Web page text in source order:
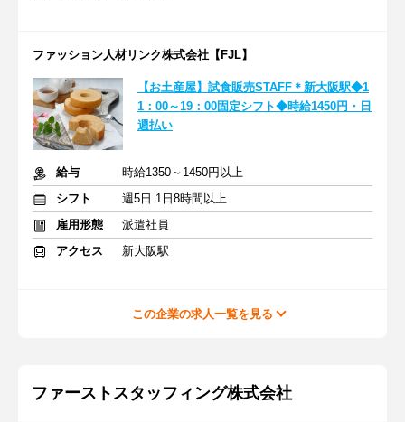
ファッション人材リンク株式会社【FJL】
【お土産屋】試食販売STAFF＊新大阪駅◆1
1：00～19：00固定シフト◆時給1450円・日
週払い
給与
時給1350～1450円以上
シフト
週5日 1日8時間以上
雇用形態
派遣社員
アクセス
新大阪駅
この企業の求人一覧を見る
ファーストスタッフィング株式会社